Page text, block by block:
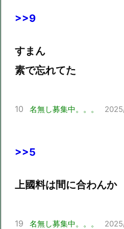
>>9
すまん
素で忘れてた
10 名無し募集中。。。
>>5
上國料は間に合わんか
19 名無し募集中。。。